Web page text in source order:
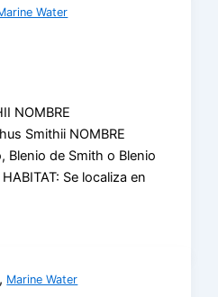
Water
NOMBRE
Smithii NOMBRE
Blenio de Smith o Blenio
Se localiza en
, Marine Water